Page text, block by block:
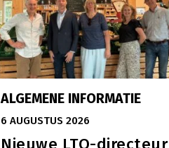
ALGEMENE INFORMATIE
6 AUGUSTUS 2026
Nieuwe LTO-directeur